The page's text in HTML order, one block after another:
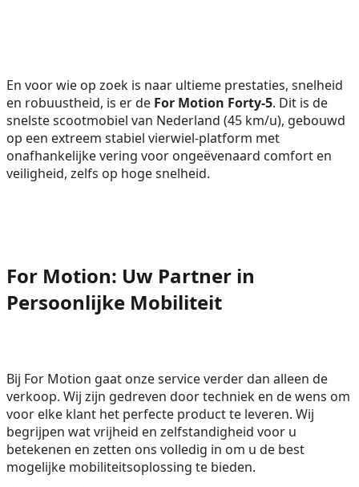
En voor wie op zoek is naar ultieme prestaties, snelheid
en robuustheid, is er de For Motion Forty-5. Dit is de
snelste scootmobiel van Nederland (45 km/u), gebouwd
op een extreem stabiel vierwiel-platform met
onafhankelijke vering voor ongeëvenaard comfort en
veiligheid, zelfs op hoge snelheid.
For Motion: Uw Partner in
Persoonlijke Mobiliteit
Bij For Motion gaat onze service verder dan alleen de
verkoop. Wij zijn gedreven door techniek en de wens om
voor elke klant het perfecte product te leveren. Wij
begrijpen wat vrijheid en zelfstandigheid voor u
betekenen en zetten ons volledig in om u de best
mogelijke mobiliteitsoplossing te bieden.